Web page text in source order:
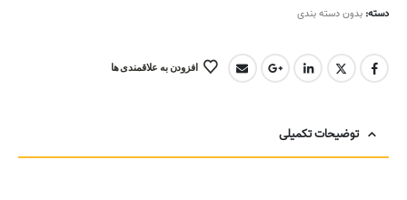
دسته: بدون دسته بندی
افزودن به علاقمندی ها
توضیحات تکمیلی